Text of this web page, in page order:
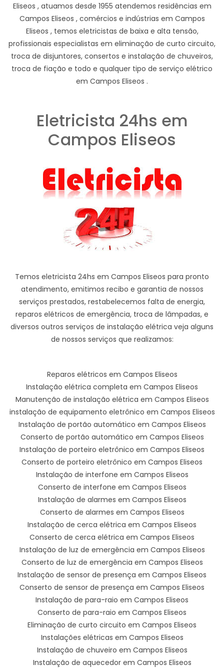
Eliseos , atuamos desde 1955 atendemos residências em
Campos Eliseos , comércios e indústrias em Campos
Eliseos , temos eletricistas de baixa e alta tensão,
profissionais especialistas em eliminação de curto circuito,
troca de disjuntores, consertos e instalação de chuveiros,
troca de fiação e todo e qualquer tipo de serviço elétrico
em Campos Eliseos .
Eletricista 24hs em
Campos Eliseos
Temos eletricista 24hs em Campos Eliseos para pronto
atendimento, emitimos recibo e garantia de nossos
serviços prestados, restabelecemos falta de energia,
reparos elétricos de emergência, troca de lâmpadas, e
diversos outros serviços de instalação elétrica veja alguns
de nossos serviços que realizamos:
Reparos elétricos em Campos Eliseos
Instalação elétrica completa em Campos Eliseos
Manutenção de instalação elétrica em Campos Eliseos
instalação de equipamento eletrônico em Campos Eliseos
Instalação de portão automático em Campos Eliseos
Conserto de portão automático em Campos Eliseos
Instalação de porteiro eletrônico em Campos Eliseos
Conserto de porteiro eletrônico em Campos Eliseos
Instalação de interfone em Campos Eliseos
Conserto de interfone em Campos Eliseos
Instalação de alarmes em Campos Eliseos
Conserto de alarmes em Campos Eliseos
Instalação de cerca elétrica em Campos Eliseos
Conserto de cerca elétrica em Campos Eliseos
Instalação de luz de emergência em Campos Eliseos
Conserto de luz de emergência em Campos Eliseos
Instalação de sensor de presença em Campos Eliseos
Conserto de sensor de presença em Campos Eliseos
Instalação de para-raio em Campos Eliseos
Conserto de para-raio em Campos Eliseos
Eliminação de curto circuito em Campos Eliseos
Instalações elétricas em Campos Eliseos
Instalação de chuveiro em Campos Eliseos
Instalação de aquecedor em Campos Eliseos